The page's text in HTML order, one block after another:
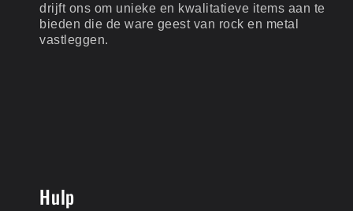
drijft ons om unieke en kwalitatieve items aan te
bieden die de ware geest van rock en metal
vastleggen.
Hulp